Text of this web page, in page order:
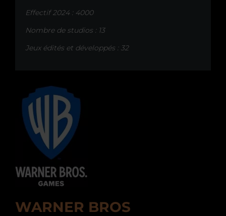
Effectif 2024 : 4000
Nombre de studios : 13
Jeux édités et développés : 32
WARNER BROS